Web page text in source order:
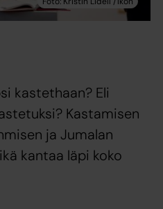
kastethaan? Eli
Kastamisen
ja Jumalan
kantaa läpi koko